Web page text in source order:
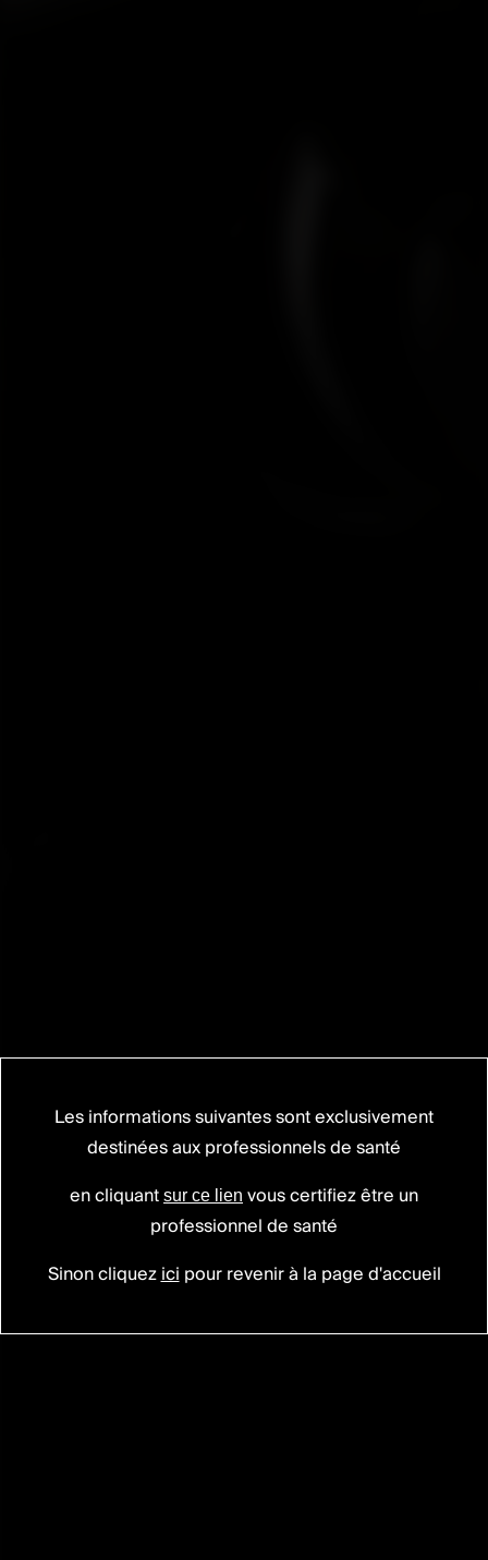
PERLA®PLATFORM
Polyvalence renforcée.
Makeityours.
Les informations suivantes sont exclusivement
destinées aux professionnels de santé
en cliquant sur ce lien vous certifiez être un
professionnel de santé
Sinon cliquezicipour revenir à la page d'accueil